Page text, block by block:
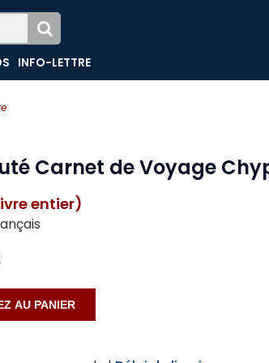
INFO-LETTRE
Carnet de Voyage
entier)